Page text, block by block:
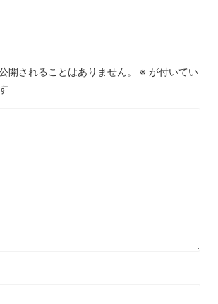
開されることはありません。 ※ が付いてい